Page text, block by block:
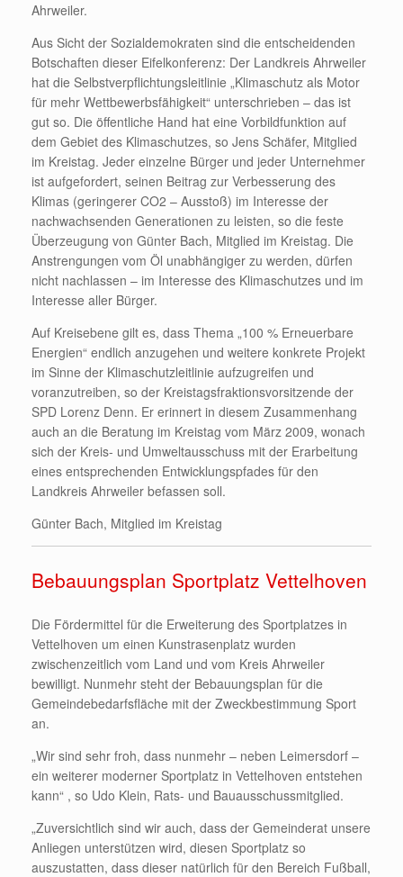
Ahrweiler.
Aus Sicht der Sozialdemokraten sind die entscheidenden
Botschaften dieser Eifelkonferenz: Der Landkreis Ahrweiler
hat die Selbstverpflichtungsleitlinie „Klimaschutz als Motor
für mehr Wettbewerbsfähigkeit“ unterschrieben – das ist
gut so. Die öffentliche Hand hat eine Vorbildfunktion auf
dem Gebiet des Klimaschutzes, so Jens Schäfer, Mitglied
im Kreistag. Jeder einzelne Bürger und jeder Unternehmer
ist aufgefordert, seinen Beitrag zur Verbesserung des
Klimas (geringerer CO2 – Ausstoß) im Interesse der
nachwachsenden Generationen zu leisten, so die feste
Überzeugung von Günter Bach, Mitglied im Kreistag. Die
Anstrengungen vom Öl unabhängiger zu werden, dürfen
nicht nachlassen – im Interesse des Klimaschutzes und im
Interesse aller Bürger.
Auf Kreisebene gilt es, dass Thema „100 % Erneuerbare
Energien“ endlich anzugehen und weitere konkrete Projekt
im Sinne der Klimaschutzleitlinie aufzugreifen und
voranzutreiben, so der Kreistagsfraktionsvorsitzende der
SPD Lorenz Denn. Er erinnert in diesem Zusammenhang
auch an die Beratung im Kreistag vom März 2009, wonach
sich der Kreis- und Umweltausschuss mit der Erarbeitung
eines entsprechenden Entwicklungspfades für den
Landkreis Ahrweiler befassen soll.
Günter Bach, Mitglied im Kreistag
Bebauungsplan Sportplatz Vettelhoven
Die Fördermittel für die Erweiterung des Sportplatzes in
Vettelhoven um einen Kunstrasenplatz wurden
zwischenzeitlich vom Land und vom Kreis Ahrweiler
bewilligt. Nunmehr steht der Bebauungsplan für die
Gemeindebedarfsfläche mit der Zweckbestimmung Sport
an.
„Wir sind sehr froh, dass nunmehr – neben Leimersdorf –
ein weiterer moderner Sportplatz in Vettelhoven entstehen
kann“ , so Udo Klein, Rats- und Bauausschussmitglied.
„Zuversichtlich sind wir auch, dass der Gemeinderat unsere
Anliegen unterstützen wird, diesen Sportplatz so
auszustatten, dass dieser natürlich für den Bereich Fußball,